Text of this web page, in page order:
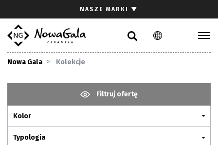
PL EN
NASZE MARKI ▼
Nowa Gala Kolekcje
Filtruj ofertę
Kolor
Typologia
Gdzie kupić
Pliki do pobrania
Pytania i odpowiedzi